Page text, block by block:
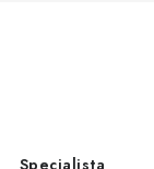
Specialista